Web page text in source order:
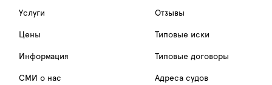
Услуги
Цены
Информация
СМИ о нас
Отзывы
Типовые иски
Типовые договоры
Адреса судов